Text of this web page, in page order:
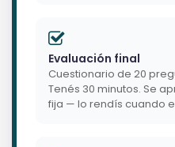
Evaluación final
Cuestionario de 20
Tenés 30 minutos. Se
fija — lo rendís cuando